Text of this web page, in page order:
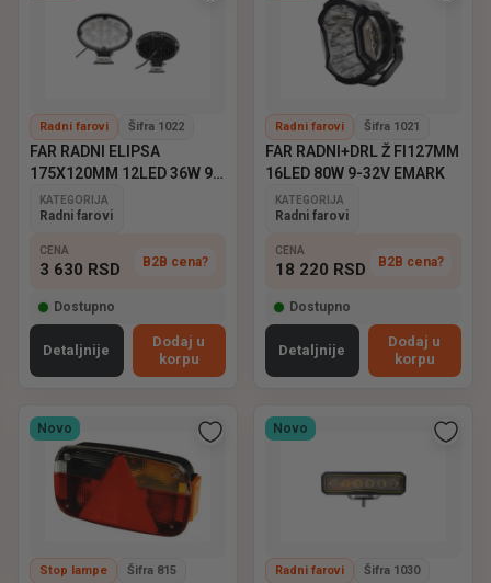
Radni farovi Šifra 1022
FAR RADNI ELIPSA
175X120MM 12LED 36W 9-
60V EMARK
KATEGORIJA
Radni farovi
CENA
3 630 RSD B2B cena?
Dostupno
Detaljnije
Dodaj u
korpu
Radni farovi Šifra 1021
FAR RADNI+DRL Ž FI127MM
16LED 80W 9-32V EMARK
KATEGORIJA
Radni farovi
CENA
18 220 RSD B2B cena?
Dostupno
Detaljnije
Dodaj u
korpu
Novo
Stop lampe Šifra 815
Novo
Radni farovi Šifra 1030